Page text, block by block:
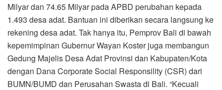
Milyar dan 74.65 Milyar pada APBD perubahan kepada
1.493 desa adat. Bantuan ini diberikan secara langsung ke
rekening desa adat. Tak hanya itu, Pemprov Bali di bawah
kepemimpinan Gubernur Wayan Koster juga membangun
Gedung Majelis Desa Adat Provinsi dan Kabupaten/Kota
dengan Dana Corporate Social Responsility (CSR) dari
BUMN/BUMD dan Perusahan Swasta di Bali. “Kecuali